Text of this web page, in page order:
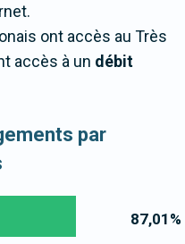
ont accès au Très
accès à un débit
par
87,01 %